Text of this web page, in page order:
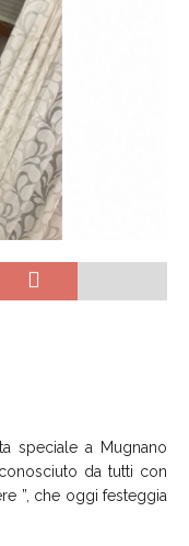
speciale a Mugnano
da tutti con
”, che oggi festeggia